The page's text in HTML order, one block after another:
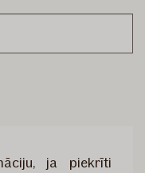
ja piekrīti